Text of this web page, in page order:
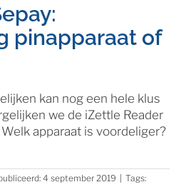
pinapparaat of
kan nog een hele klus
we de iZettle Reader
apparaat is voordeliger?
4 september 2019
Tags: